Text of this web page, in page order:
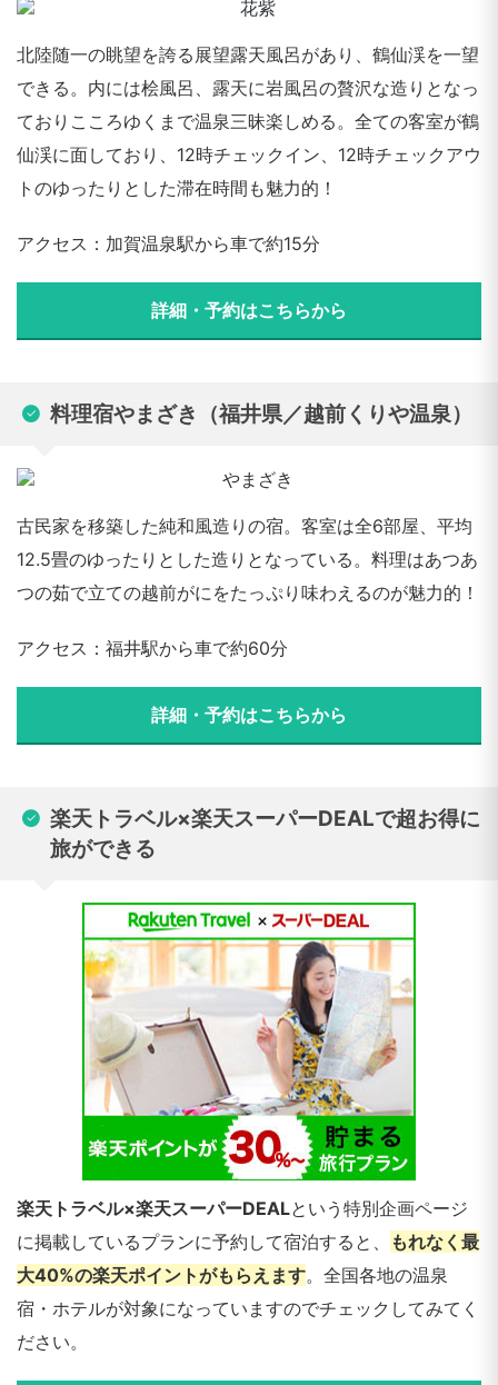
北陸随一の眺望を誇る展望露天風呂があり、鶴仙渓を一望
できる。内には桧風呂、露天に岩風呂の贅沢な造りとなっ
ておりこころゆくまで温泉三昧楽しめる。全ての客室が鶴
仙渓に面しており、12時チェックイン、12時チェックアウ
トのゆったりとした滞在時間も魅力的！
アクセス：加賀温泉駅から車で約15分
詳細・予約はこちらから
料理宿やまざき（福井県／越前くりや温泉）
古民家を移築した純和風造りの宿。客室は全6部屋、平均
12.5畳のゆったりとした造りとなっている。料理はあつあ
つの茹で立ての越前がにをたっぷり味わえるのが魅力的！
アクセス：福井駅から車で約60分
詳細・予約はこちらから
楽天トラベル×楽天スーパーDEALで超お得に
旅ができる
楽天トラベル×楽天スーパーDEALという特別企画ページ
に掲載しているプランに予約して宿泊すると、
もれなく最
大40%の楽天ポイントがもらえます。全国各地の温泉
宿・ホテルが対象になっていますのでチェックしてみてく
ださい。